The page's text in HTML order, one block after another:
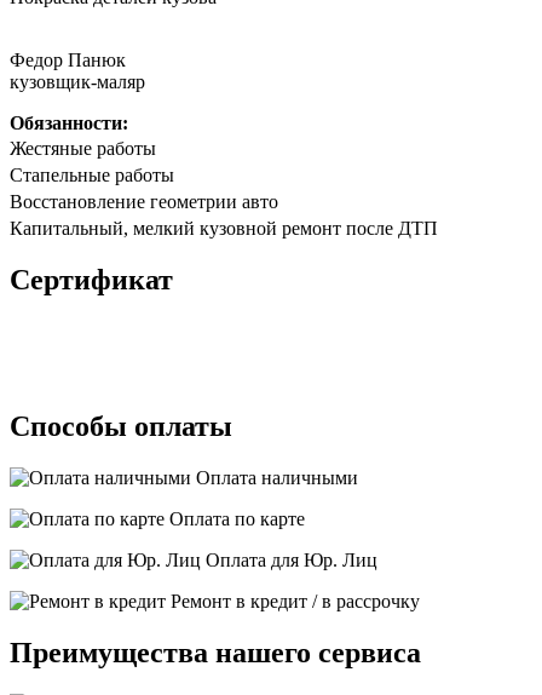
Федор Панюк
кузовщик-маляр
Обязанности:
Жестяные работы
Стапельные работы
Восстановление геометрии авто
Капитальный, мелкий кузовной ремонт после ДТП
Сертификат
Способы оплаты
Оплата наличными
Оплата по карте
Оплата для Юр. Лиц
Ремонт в кредит / в рассрочку
Преимущества нашего сервиса